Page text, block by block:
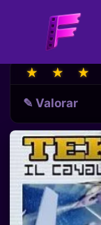
★
★ ★
★ ★
★
✎ Valorar